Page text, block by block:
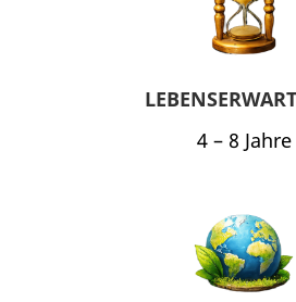
4 – 8 Jahre